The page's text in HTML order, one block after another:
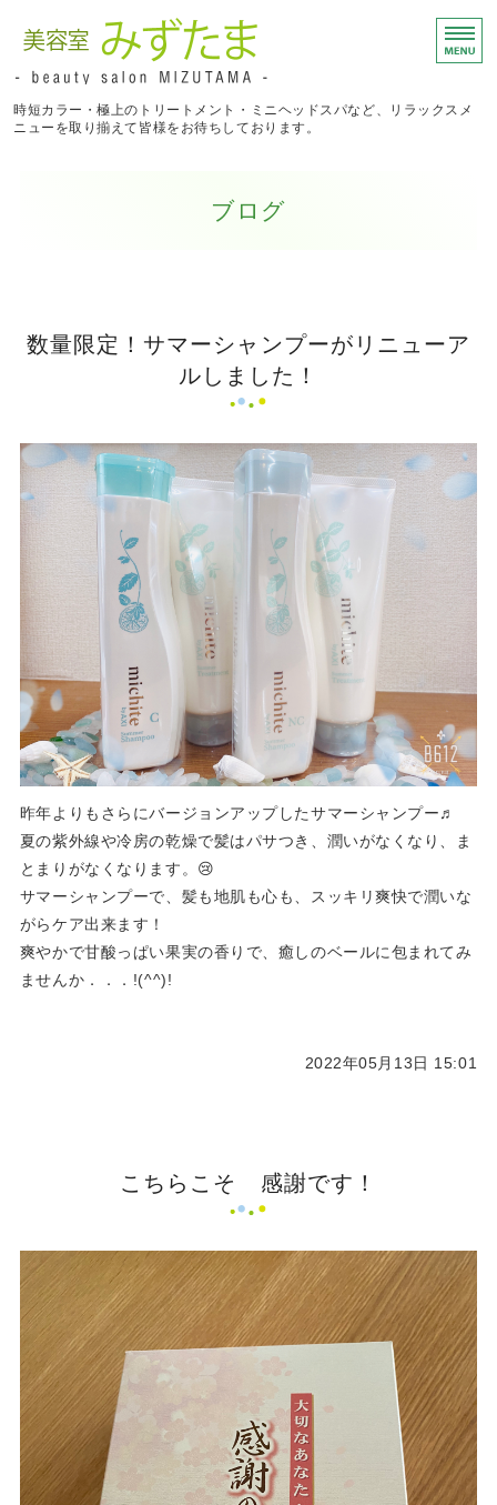
福井県坂井市のアットホ
時短カラー・極上のトリートメント・ミニヘッドスパなど、リラックスメ
ニューを取り揃えて皆様をお待ちしております。
ブログ
数量限定！サマーシャンプーがリニューア
ルしました！
昨年よりもさらにバージョンアップしたサマーシャンプー♬
夏の紫外線や冷房の乾燥で髪はパサつき、潤いがなくなり、ま
とまりがなくなります。😢
サマーシャンプーで、髪も地肌も心も、スッキリ爽快で潤いな
がらケア出来ます！
爽やかで甘酸っぱい果実の香りで、癒しのベールに包まれてみ
ませんか．．．!(^^)!
2022年05月13日 15:01
こちらこそ 感謝です！